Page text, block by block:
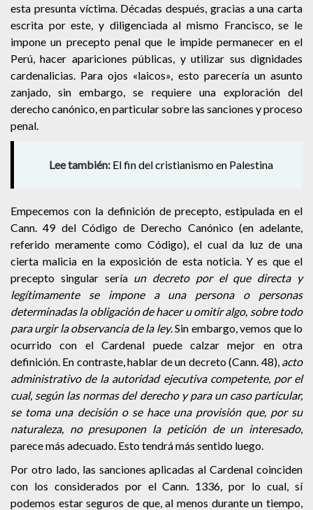
esta presunta víctima. Décadas después, gracias a una carta
escrita por este, y diligenciada al mismo Francisco, se le
impone un precepto penal que le impide permanecer en el
Perú, hacer apariciones públicas, y utilizar sus dignidades
cardenalicias. Para ojos «laicos», esto parecería un asunto
zanjado, sin embargo, se requiere una exploración del
derecho canónico, en particular sobre las sanciones y proceso
penal.
Lee también: El fin del cristianismo en Palestina
Empecemos con la definición de precepto, estipulada en el
Cann. 49 del Código de Derecho Canónico (en adelante,
referido meramente como Código), el cual da luz de una
cierta malicia en la exposición de esta noticia. Y es que el
precepto singular sería un decreto por el que directa y
legítimamente se impone a una persona o personas
determinadas la obligación de hacer u omitir algo, sobre todo
para urgir la observancia de la ley. Sin embargo, vemos que lo
ocurrido con el Cardenal puede calzar mejor en otra
definición. En contraste, hablar de un decreto (Cann. 48), acto
administrativo de la autoridad ejecutiva competente, por el
cual, según las normas del derecho y para un caso particular,
se toma una decisión o se hace una provisión que, por su
naturaleza, no presuponen la petición de un interesado,
parece más adecuado. Esto tendrá más sentido luego.
Por otro lado, las sanciones aplicadas al Cardenal coinciden
con los considerados por el Cann. 1336, por lo cual, sí
podemos estar seguros de que, al menos durante un tiempo,